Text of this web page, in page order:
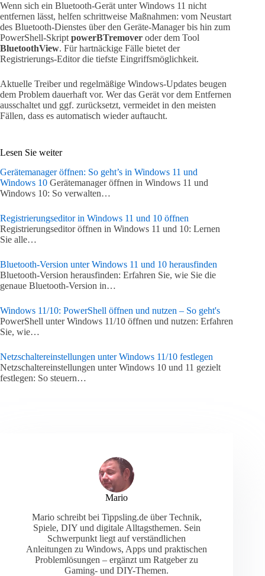
Wenn sich ein Bluetooth-Gerät unter Windows 11 nicht
entfernen lässt, helfen schrittweise Maßnahmen: vom Neustart
des Bluetooth-Dienstes über den Geräte-Manager bis hin zum
PowerShell-Skript powerBTremover oder dem Tool
BluetoothView. Für hartnäckige Fälle bietet der
Registrierungs-Editor die tiefste Eingriffsmöglichkeit.
Aktuelle Treiber und regelmäßige Windows-Updates beugen
dem Problem dauerhaft vor. Wer das Gerät vor dem Entfernen
ausschaltet und ggf. zurücksetzt, vermeidet in den meisten
Fällen, dass es automatisch wieder auftaucht.
Lesen Sie weiter
Gerätemanager öffnen: So geht’s in Windows 11 und
Windows 10 Gerätemanager öffnen in Windows 11 und
Windows 10: So verwalten…
Registrierungseditor in Windows 11 und 10 öffnen
Registrierungseditor öffnen in Windows 11 und 10: Lernen
Sie alle…
Bluetooth-Version unter Windows 11 und 10 herausfinden
Bluetooth-Version herausfinden: Erfahren Sie, wie Sie die
genaue Bluetooth-Version in…
Windows 11/10: PowerShell öffnen und nutzen – So geht's
PowerShell unter Windows 11/10 öffnen und nutzen: Erfahren
Sie, wie…
Netzschaltereinstellungen unter Windows 11/10 festlegen
Netzschaltereinstellungen unter Windows 10 und 11 gezielt
festlegen: So steuern…
Mario
Mario schreibt bei Tippsling.de über Technik,
Spiele, DIY und digitale Alltagsthemen. Sein
Schwerpunkt liegt auf verständlichen
Anleitungen zu Windows, Apps und praktischen
Problemlösungen – ergänzt um Ratgeber zu
Gaming- und DIY-Themen.